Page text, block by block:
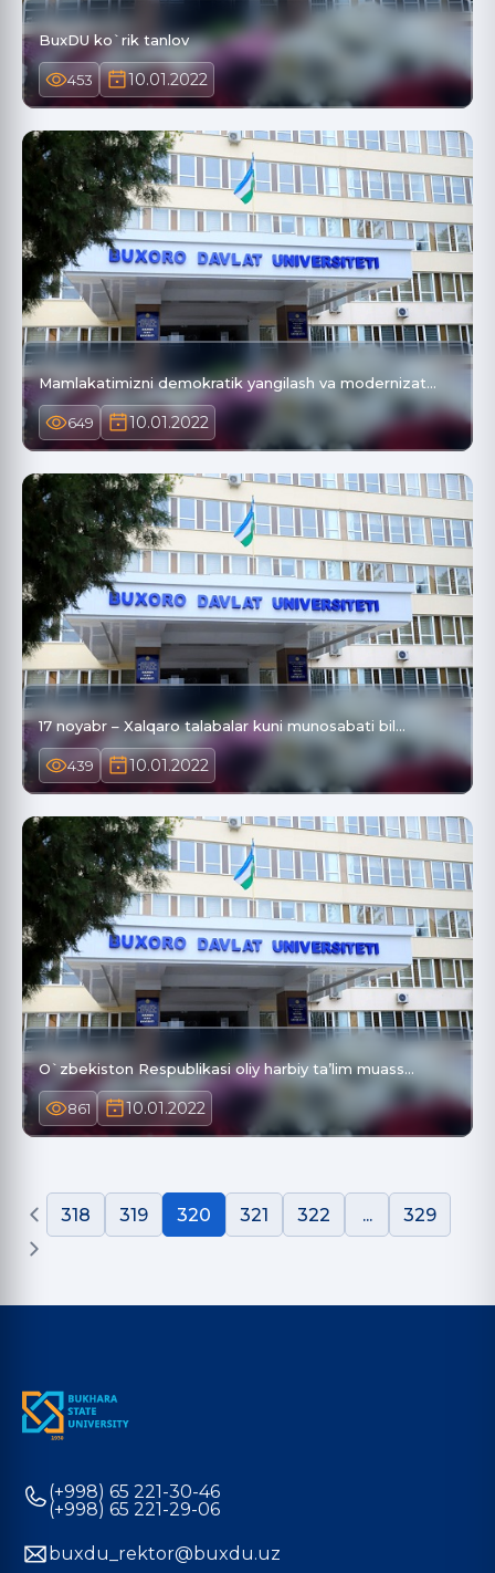
BuxDU ko`rik tanlov
453 10.01.2022
Mamlakatimizni demokratik yangilash va modernizat…
649 10.01.2022
17 noyabr – Xalqaro talabalar kuni munosabati bil…
439 10.01.2022
O`zbekiston Respublikasi oliy harbiy ta’lim muass…
861 10.01.2022
318 319 320 321 322 ... 329
(+998) 65 221-30-46
(+998) 65 221-29-06
buxdu_rektor@buxdu.uz